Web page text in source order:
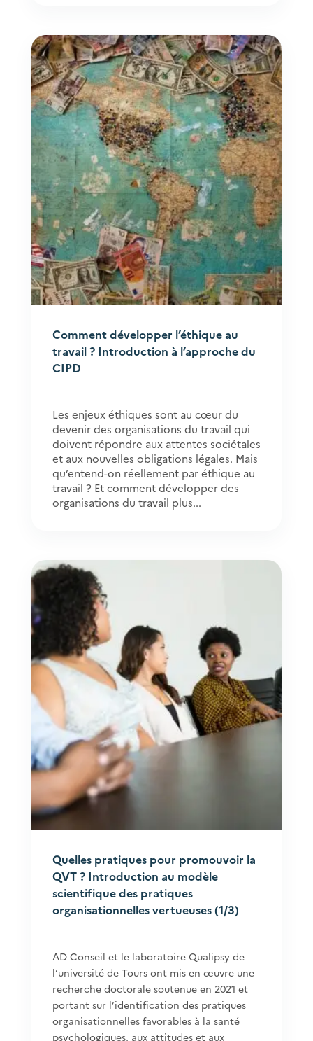
Comment développer l’éthique au
travail ? Introduction à l’approche du
CIPD
Les enjeux éthiques sont au cœur du
devenir des organisations du travail qui
doivent répondre aux attentes sociétales
et aux nouvelles obligations légales. Mais
qu’entend-on réellement par éthique au
travail ? Et comment développer des
organisations du travail plus...
Quelles pratiques pour promouvoir la
QVT ? Introduction au modèle
scientifique des pratiques
organisationnelles vertueuses (1/3)
AD Conseil et le laboratoire Qualipsy de
l’université de Tours ont mis en œuvre une
recherche doctorale soutenue en 2021 et
portant sur l’identification des pratiques
organisationnelles favorables à la santé
psychologiques, aux attitudes et aux